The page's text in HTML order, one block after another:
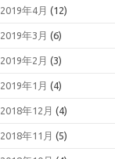
2019年4月 (12)
2019年3月 (6)
2019年2月 (3)
2019年1月 (4)
2018年12月 (4)
2018年11月 (5)